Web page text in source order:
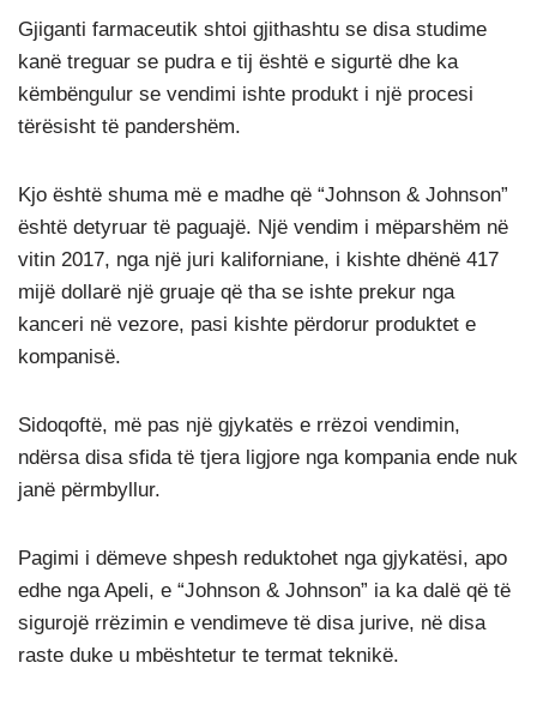
Gjiganti farmaceutik shtoi gjithashtu se disa studime
kanë treguar se pudra e tij është e sigurtë dhe ka
këmbëngulur se vendimi ishte produkt i një procesi
tërësisht të pandershëm.
Kjo është shuma më e madhe që “Johnson & Johnson”
është detyruar të paguajë. Një vendim i mëparshëm në
vitin 2017, nga një juri kaliforniane, i kishte dhënë 417
mijë dollarë një gruaje që tha se ishte prekur nga
kanceri në vezore, pasi kishte përdorur produktet e
kompanisë.
Sidoqoftë, më pas një gjykatës e rrëzoi vendimin,
ndërsa disa sfida të tjera ligjore nga kompania ende nuk
janë përmbyllur.
Pagimi i dëmeve shpesh reduktohet nga gjykatësi, apo
edhe nga Apeli, e “Johnson & Johnson” ia ka dalë që të
sigurojë rrëzimin e vendimeve të disa jurive, në disa
raste duke u mbështetur te termat teknikë.